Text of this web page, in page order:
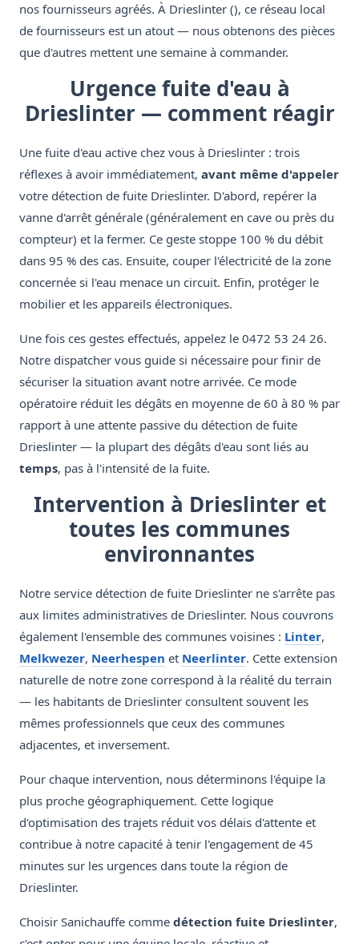
nos fournisseurs agréés. À Drieslinter (), ce réseau local
de fournisseurs est un atout — nous obtenons des pièces
que d'autres mettent une semaine à commander.
Urgence fuite d'eau à
Drieslinter — comment réagir
Une fuite d'eau active chez vous à Drieslinter : trois
réflexes à avoir immédiatement, avant même d'appeler
votre détection de fuite Drieslinter. D'abord, repérer la
vanne d'arrêt générale (généralement en cave ou près du
compteur) et la fermer. Ce geste stoppe 100 % du débit
dans 95 % des cas. Ensuite, couper l'électricité de la zone
concernée si l'eau menace un circuit. Enfin, protéger le
mobilier et les appareils électroniques.
Une fois ces gestes effectués, appelez le 0472 53 24 26.
Notre dispatcher vous guide si nécessaire pour finir de
sécuriser la situation avant notre arrivée. Ce mode
opératoire réduit les dégâts en moyenne de 60 à 80 % par
rapport à une attente passive du détection de fuite
Drieslinter — la plupart des dégâts d'eau sont liés au
temps, pas à l'intensité de la fuite.
Intervention à Drieslinter et
toutes les communes
environnantes
Notre service détection de fuite Drieslinter ne s'arrête pas
aux limites administratives de Drieslinter. Nous couvrons
également l'ensemble des communes voisines : Linter,
Melkwezer, Neerhespen et Neerlinter. Cette extension
naturelle de notre zone correspond à la réalité du terrain
— les habitants de Drieslinter consultent souvent les
mêmes professionnels que ceux des communes
adjacentes, et inversement.
Pour chaque intervention, nous déterminons l'équipe la
plus proche géographiquement. Cette logique
d'optimisation des trajets réduit vos délais d'attente et
contribue à notre capacité à tenir l'engagement de 45
minutes sur les urgences dans toute la région de
Drieslinter.
Choisir Sanichauffe comme détection fuite Drieslinter,